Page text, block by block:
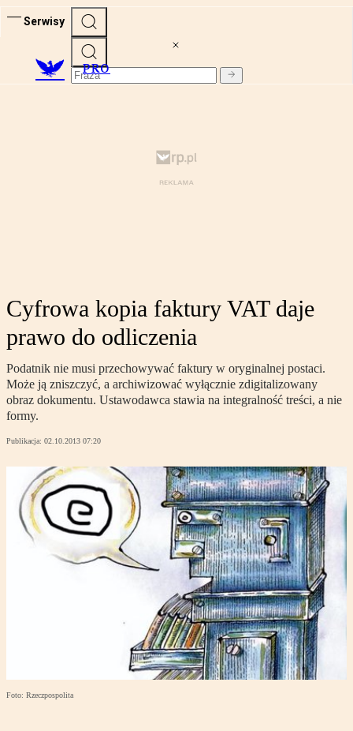
Serwisy
PRO
Cyfrowa kopia faktury VAT daje
prawo do odliczenia
Podatnik nie musi przechowywać faktury w oryginalnej postaci.
Może ją zniszczyć, a archiwizować wyłącznie zdigitalizowany
obraz dokumentu. Ustawodawca stawia na integralność treści, a nie
formy.
Publikacja: 02.10.2013 07:20
Foto: Rzeczpospolita